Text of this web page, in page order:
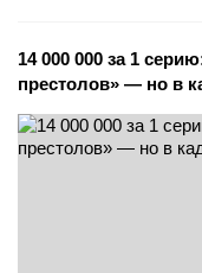
14 000 000 за 1
престолов» — но в